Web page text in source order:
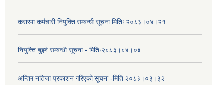
करारमा कर्मचारी नियुक्ति सम्बन्धी सूचना मितिः २०८३।०४।२१
नियुक्ति बुझ्ने सम्बन्धी सूचना - मितिः२०८३।०४।०४
अन्तिम नतिजा प्रकाशन गरिएको सूचना -मिति:२०८३।०३।३२